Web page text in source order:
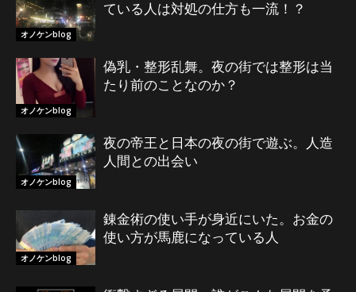
オノケンblog
ている人は対処の仕方も一流！？
オノケンblog
偽乳・整形乱舞。夜の街では整形は当
たり前のことなのか？
オノケンblog
夜の帝王と日本の夜の街で遊ぶ。人造
人間との出会い
オノケンblog
錬金術の使い手が身近にいた。お金の
使い方が馬鹿になっている人